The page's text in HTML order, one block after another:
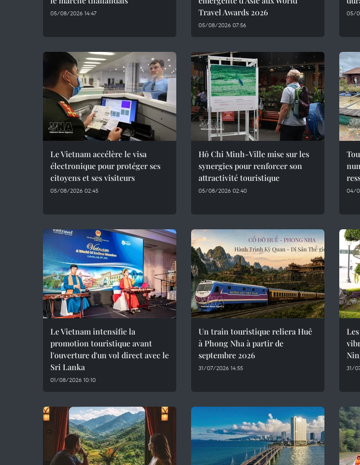
05/08/2026 14:47
Travel Awards 2026
05/08/2026 07:56
05/
Le Vietnam accélère le visa
électronique pour protéger ses
citoyens et ses visiteurs
05/08/2026 02:45
Hô Chi Minh-Ville mise sur les
synergies pour renforcer son
attractivité touristique
05/08/2026 02:40 04/
Le Vietnam intensifie la
promotion touristique avant
l'ouverture d'un vol direct avec le
Sri Lanka
01/08/2026 10:10
Un train touristique reliera Huê
à Phong Nha à partir de
septembre 2026
31/07/2026 14:55 31/